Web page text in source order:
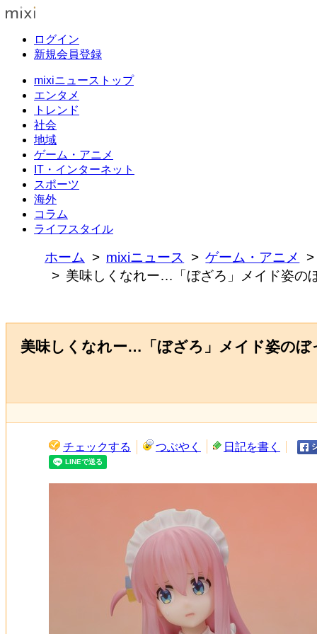
ログイン
新規会員登録
mixiニューストップ
エンタメ
トレンド
社会
地域
ゲーム・アニメ
IT・インターネット
スポーツ
海外
コラム
ライフスタイル
ホーム mixiニュース
ゲーム・アニメ
美味しくなれー…「ぼざろ」メイド姿の
美味しくなれー…「ぼざろ」メイド姿の
チェックする つぶやく 日記を書く